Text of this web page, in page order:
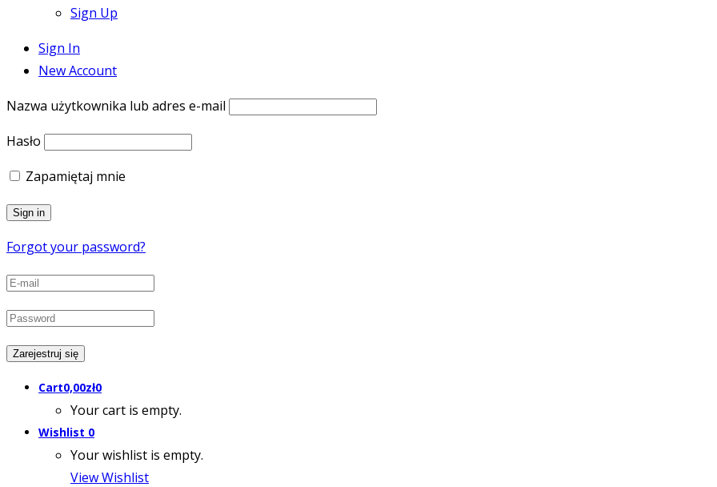
Sign Up
Sign In
New Account
Nazwa użytkownika lub adres e-mail
Hasło
Zapamiętaj mnie
Forgot your password?
Cart0,00zł0
Your cart is empty.
Wishlist 0
Your wishlist is empty.
View Wishlist